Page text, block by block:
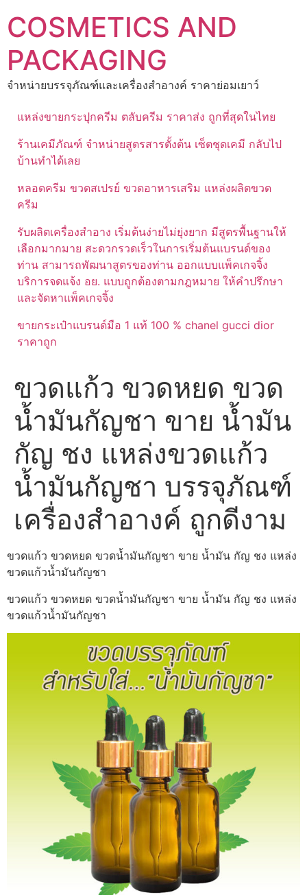
to
content
COSMETICS AND
PACKAGING
จำหน่ายบรรจุภัณฑ์และเครื่องสำอางค์ ราคาย่อมเยาว์
แหล่งขายกระปุกครีม ตลับครีม ราคาส่ง ถูกที่สุดในไทย
ร้านเคมีภัณฑ์ จำหน่ายสูตรสารตั้งต้น เซ็ตชุดเคมี กลับไป
บ้านทำได้เลย
หลอดครีม ขวดสเปรย์ ขวดอาหารเสริม แหล่งผลิตขวด
ครีม
รับผลิตเครื่องสำอาง เริ่มต้นง่ายไม่ยุ่งยาก มีสูตรพื้นฐานให้
เลือกมากมาย สะดวกรวดเร็วในการเริ่มต้นแบรนด์ของ
ท่าน สามารถพัฒนาสูตรของท่าน ออกแบบแพ็คเกจจิ้ง
บริการจดแจ้ง อย. แบบถูกต้องตามกฎหมาย ให้คำปรึกษา
และจัดหาแพ็คเกจจิ้ง
ขายกระเป๋าแบรนด์มือ 1 แท้ 100 % chanel gucci dior
ราคาถูก
ขวดแก้ว ขวดหยด ขวด
น้ำมันกัญชา ขาย น้ำมัน
กัญ ชง แหล่งขวดแก้ว
น้ำมันกัญชา บรรจุภัณฑ์
เครื่องสำอางค์ ถูกดีงาม
ขวดแก้ว ขวดหยด ขวดน้ำมันกัญชา ขาย น้ำมัน กัญ ชง แหล่ง
ขวดแก้วน้ำมันกัญชา
ขวดแก้ว ขวดหยด ขวดน้ำมันกัญชา ขาย น้ำมัน กัญ ชง แหล่ง
ขวดแก้วน้ำมันกัญชา